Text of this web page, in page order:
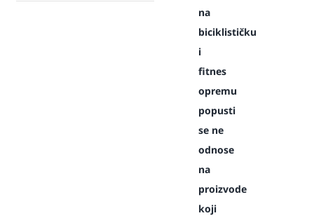
na
biciklističku
i
fitnes
opremu
popusti
se ne
odnose
na
proizvode
koji